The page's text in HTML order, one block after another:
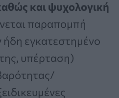
και ψυχολογική
παραπομπή
ήδη εγκατεστημένο
υπέρταση)